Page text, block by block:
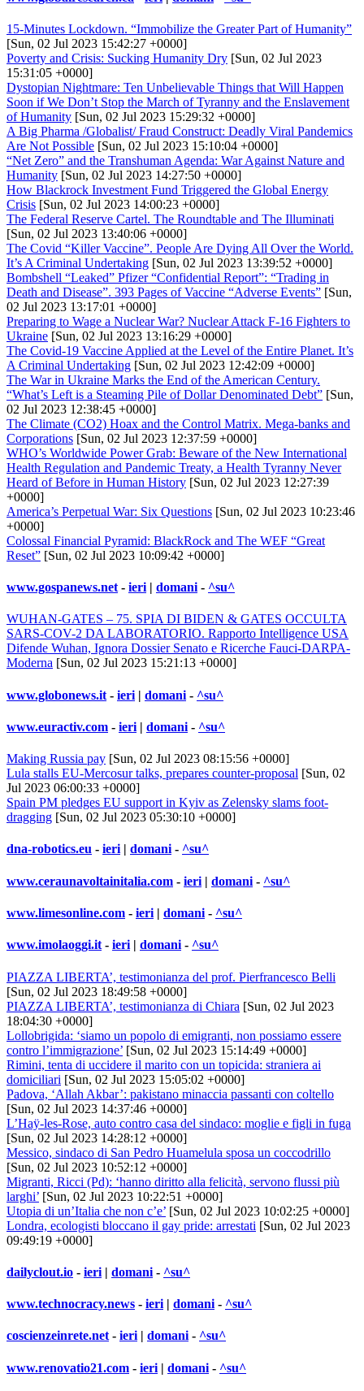
15-Minutes Lockdown. “Immobilize the Greater Part of Humanity”
[Sun, 02 Jul 2023 15:42:27 +0000]
Poverty and Crisis: Sucking Humanity Dry [Sun, 02 Jul 2023
15:31:05 +0000]
Dystopian Nightmare: Ten Unbelievable Things that Will Happen
Soon if We Don’t Stop the March of Tyranny and the Enslavement
of Humanity [Sun, 02 Jul 2023 15:29:32 +0000]
A Big Pharma /Globalist/ Fraud Construct: Deadly Viral Pandemics
Are Not Possible [Sun, 02 Jul 2023 15:10:04 +0000]
“Net Zero” and the Transhuman Agenda: War Against Nature and
Humanity [Sun, 02 Jul 2023 14:27:50 +0000]
How Blackrock Investment Fund Triggered the Global Energy
Crisis [Sun, 02 Jul 2023 14:00:23 +0000]
The Federal Reserve Cartel. The Roundtable and The Illuminati
[Sun, 02 Jul 2023 13:40:06 +0000]
The Covid “Killer Vaccine”. People Are Dying All Over the World.
It’s A Criminal Undertaking [Sun, 02 Jul 2023 13:39:52 +0000]
Bombshell “Leaked” Pfizer “Confidential Report”: “Trading in
Death and Disease”. 393 Pages of Vaccine “Adverse Events” [Sun,
02 Jul 2023 13:17:01 +0000]
Preparing to Wage a Nuclear War? Nuclear Attack F-16 Fighters to
Ukraine [Sun, 02 Jul 2023 13:16:29 +0000]
The Covid-19 Vaccine Applied at the Level of the Entire Planet. It’s
A Criminal Undertaking [Sun, 02 Jul 2023 12:42:09 +0000]
The War in Ukraine Marks the End of the American Century.
“What’s Left is a Steaming Pile of Dollar Denominated Debt” [Sun,
02 Jul 2023 12:38:45 +0000]
The Climate (CO2) Hoax and the Control Matrix. Mega-banks and
Corporations [Sun, 02 Jul 2023 12:37:59 +0000]
WHO’s Worldwide Power Grab: Beware of the New International
Health Regulation and Pandemic Treaty, a Health Tyranny Never
Heard of Before in Human History [Sun, 02 Jul 2023 12:27:39
+0000]
America’s Perpetual War: Six Questions [Sun, 02 Jul 2023 10:23:46
+0000]
Colossal Financial Pyramid: BlackRock and The WEF “Great
Reset” [Sun, 02 Jul 2023 10:09:42 +0000]
www.gospanews.net - ieri | domani - ^su^
WUHAN-GATES – 75. SPIA DI BIDEN & GATES OCCULTA
SARS-COV-2 DA LABORATORIO. Rapporto Intelligence USA
Difende Wuhan, Ignora Dossier Senato e Ricerche Fauci-DARPA-
Moderna [Sun, 02 Jul 2023 15:21:13 +0000]
www.globonews.it - ieri | domani - ^su^
www.euractiv.com - ieri | domani - ^su^
Making Russia pay [Sun, 02 Jul 2023 08:15:56 +0000]
Lula stalls EU-Mercosur talks, prepares counter-proposal [Sun, 02
Jul 2023 06:00:33 +0000]
Spain PM pledges EU support in Kyiv as Zelensky slams foot-
dragging [Sun, 02 Jul 2023 05:30:10 +0000]
dna-robotics.eu - ieri| domani- ^su^
www.ceraunavoltainitalia.com - ieri | domani - ^su^
www.limesonline.com - ieri | domani - ^su^
www.imolaoggi.it - ieri | domani - ^su^
PIAZZA LIBERTA’, testimonianza del prof. Pierfrancesco Belli
[Sun, 02 Jul 2023 18:49:58 +0000]
PIAZZA LIBERTA’, testimonianza di Chiara [Sun, 02 Jul 2023
18:04:30 +0000]
Lollobrigida: ‘siamo un popolo di emigranti, non possiamo essere
contro l’immigrazione’ [Sun, 02 Jul 2023 15:14:49 +0000]
Rimini, tenta di uccidere il marito con un topicida: straniera ai
domiciliari [Sun, 02 Jul 2023 15:05:02 +0000]
Padova, ‘Allah Akbar’: pakistano minaccia passanti con coltello
[Sun, 02 Jul 2023 14:37:46 +0000]
L’Haÿ-les-Rose, auto contro casa del sindaco: moglie e figli in fuga
[Sun, 02 Jul 2023 14:28:12 +0000]
Messico, sindaco di San Pedro Huamelula sposa un coccodrillo
[Sun, 02 Jul 2023 10:52:12 +0000]
Migranti, Ricci (Pd): ‘hanno diritto alla felicità, servono flussi più
larghi’ [Sun, 02 Jul 2023 10:22:51 +0000]
Utopia di un’Italia che non c’e’ [Sun, 02 Jul 2023 10:02:25 +0000]
Londra, ecologisti bloccano il gay pride: arrestati [Sun, 02 Jul 2023
09:49:19 +0000]
dailyclout.io - ieri | domani - ^su^
www.technocracy.news - ieri | domani - ^su^
coscienzeinrete.net - ieri | domani - ^su^
www.renovatio21.com - ieri | domani - ^su^